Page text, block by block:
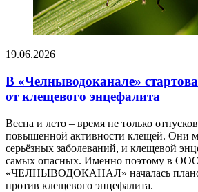
19.06.2026
В «Челныводоканале»
от клещевого энцефалита
Весна и лето – время не только
повышенной активности клещей. Они
серьёзных заболеваний, и клещевой
самых опасных. Именно поэтому в
«ЧЕЛНЫВОДОКАНАЛ» началась
против клещевого энцефалита.